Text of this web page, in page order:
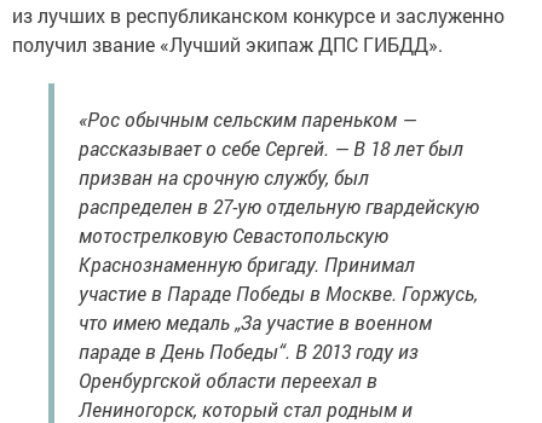
из лучших в республиканском конкурсе и заслуженно
получил звание «Лучший экипаж ДПС ГИБДД».
«Рос обычным сельским пареньком —
рассказывает о себе Сергей. — В 18 лет был
призван на срочную службу, был
распределен в 27-ую отдельную гвардейскую
мотострелковую Севастопольскую
Краснознаменную бригаду. Принимал
участие в Параде Победы в Москве. Горжусь,
что имею медаль „За участие в военном
параде в День Победы“. В 2013 году из
Оренбургской области переехал в
Лениногорск, который стал родным и